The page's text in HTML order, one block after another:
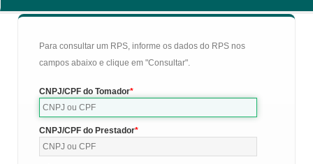
Para consultar um RPS, informe os dados do RPS nos
campos abaixo e clique em "Consultar".
CNPJ/CPF do Tomador
CNPJ/CPF do Prestador